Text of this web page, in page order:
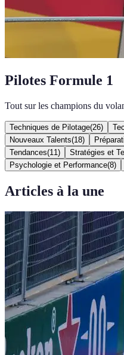
Pilotes Formule 1
Tout sur les champions du
Techniques de Pilotage(26)
Nouveaux Talents(18)
Tendances(11 ) Stratégies et
Psychologie et Performance(8)
Articles à la une